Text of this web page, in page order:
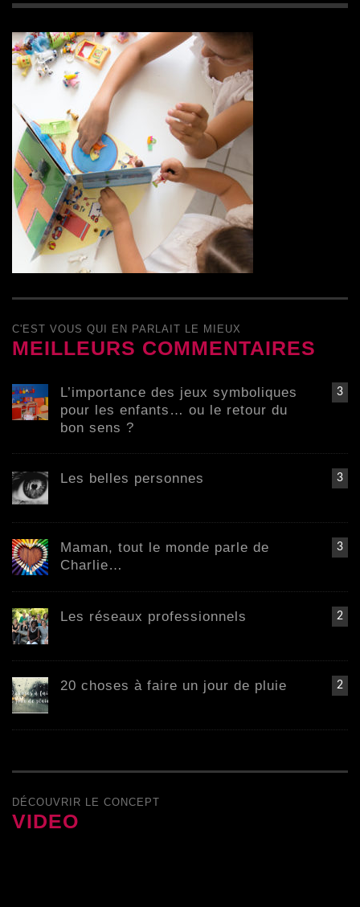
C'EST VOUS QUI EN PARLAIT LE MIEUX
MEILLEURS COMMENTAIRES
3
L’importance des jeux symboliques
pour les enfants… ou le retour du
bon sens ?
3
Les belles personnes
3
Maman, tout le monde parle de
Charlie…
2
Les réseaux professionnels
2
20 choses à faire un jour de pluie
DÉCOUVRIR LE CONCEPT
VIDEO